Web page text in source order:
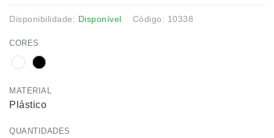
Disponibilidade: Disponível Código: 10338
CORES
MATERIAL
Plástico
QUANTIDADES